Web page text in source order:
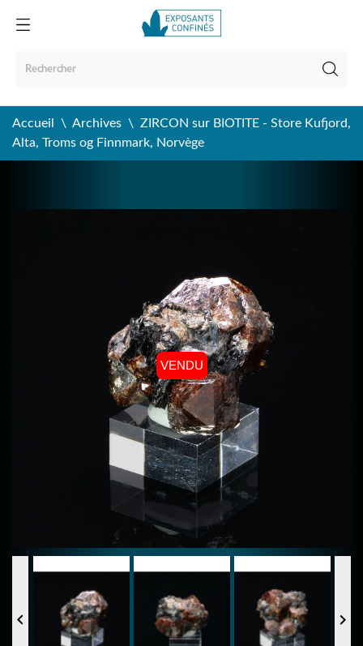
Accueil Archives
ZIRCON sur BIOTITE - Store Kufjord,
Alta, Troms og Finnmark, Norvège
VENDU
 